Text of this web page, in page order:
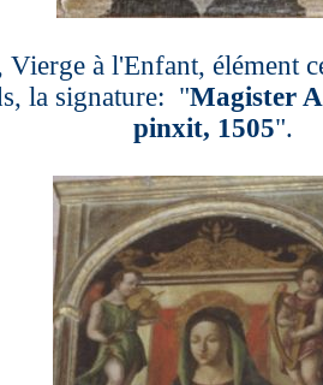
Vierge à l'Enfant, élément
la signature: "Magister
pinxit, 1505".